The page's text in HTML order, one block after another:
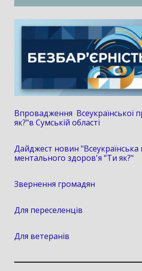
Впровадження Всеукраїнської
як?"в Сумській області
Дайджест новин
ментального здоров'я "Ти як?"
Звернення громадян
Для переселенців
Для ветеранів